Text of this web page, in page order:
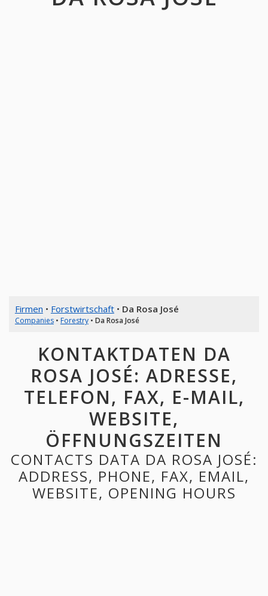
Firmen • Forstwirtschaft• Da Rosa José
Companies• Forestry• Da Rosa José
KONTAKTDATEN DA
ROSA JOSÉ: ADRESSE,
TELEFON, FAX, E-MAIL,
WEBSITE,
ÖFFNUNGSZEITEN
CONTACTS DATA DA ROSA JOSÉ:
ADDRESS, PHONE, FAX, EMAIL,
WEBSITE, OPENING HOURS